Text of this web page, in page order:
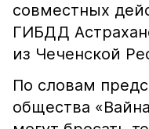
совместных
ГИБДД
из Чеченской
По словам
общества